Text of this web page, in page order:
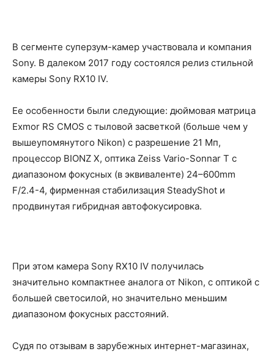
В сегменте суперзум-камер участвовала и компания
Sony. В далеком 2017 году состоялся релиз стильной
камеры Sony RX10 IV.
Ее особенности были следующие: дюймовая матрица
Exmor RS CMOS с тыловой засветкой (больше чем у
вышеупомянутого Nikon) с разрешение 21 Мп,
процессор BIONZ X, оптика Zeiss Vario-Sonnar T c
диапазоном фокусных (в эквиваленте) 24–600mm
F/2.4-4, фирменная стабилизация SteadyShot и
продвинутая гибридная автофокусировка.
При этом камера Sony RX10 IV получилась
значительно компактнее аналога от Nikon, с оптикой с
большей светосилой, но значительно меньшим
диапазоном фокусных расстояний.
Cудя по отзывам в зарубежных интернет-магазинах,